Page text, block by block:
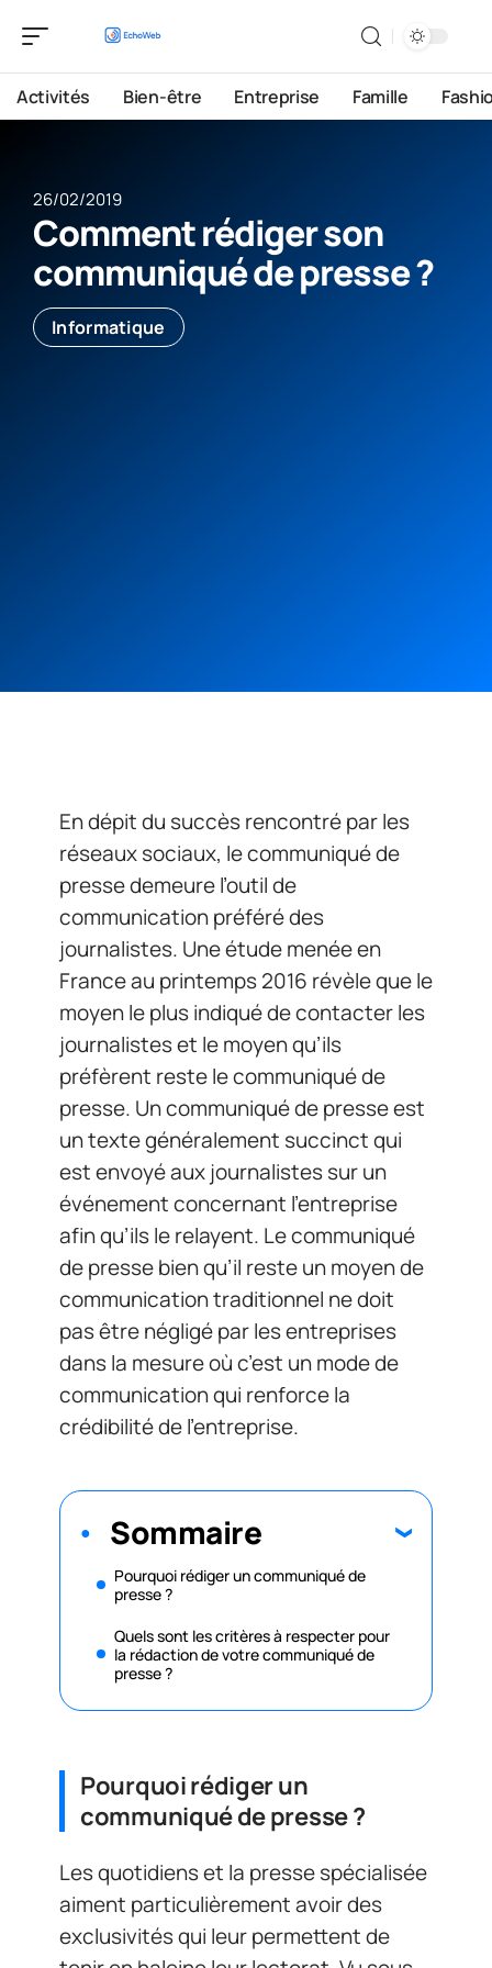
Activités Bien-être Entreprise Famille
26/02/2019
Comment rédiger son
communiqué de presse ?
Informatique
En dépit du succès rencontré par les
réseaux sociaux, le communiqué de
presse demeure l’outil de
communication préféré des
journalistes. Une étude menée en
France au printemps 2016 révèle que le
moyen le plus indiqué de contacter les
journalistes et le moyen qu’ils
préfèrent reste le communiqué de
presse. Un communiqué de presse est
un texte généralement succinct qui
est envoyé aux journalistes sur un
événement concernant l’entreprise
afin qu’ils le relayent. Le communiqué
de presse bien qu’il reste un moyen de
communication traditionnel ne doit
pas être négligé par les entreprises
dans la mesure où c’est un mode de
communication qui renforce la
crédibilité de l’entreprise.
Sommaire
Pourquoi rédiger un communiqué de
presse ?
Quels sont les critères à respecter pour
la rédaction de votre communiqué de
presse ?
Pourquoi rédiger un
communiqué de presse ?
Les quotidiens et la presse spécialisée
aiment particulièrement avoir des
exclusivités qui leur permettent de